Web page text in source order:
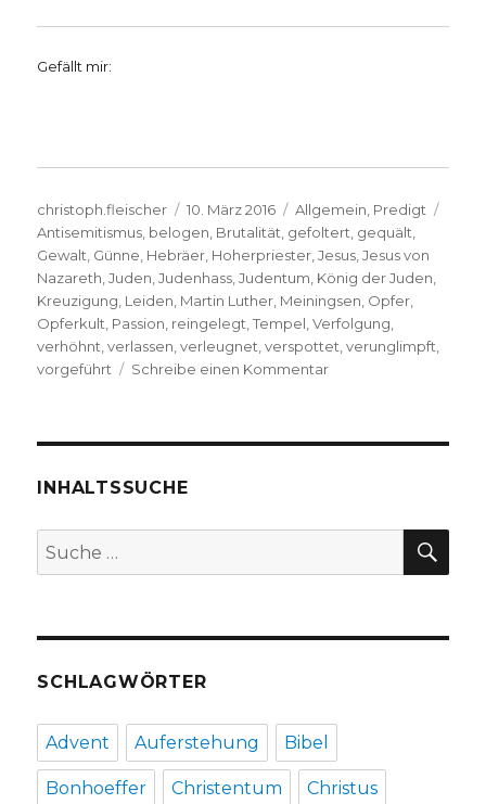
Gefällt mir:
Autor
christoph.fleischer
Veröffentlicht
am
10. März 2016 Kategorien
Allgemein, Predigt
Antisemitismus, belogen, Brutalität, gefoltert, gequält,
Gewalt, Günne, Hebräer, Hoherpriester,Jesus,Jesus von
Nazareth,Juden,Judenhass,Judentum, König der Juden,
Kreuzigung, Leiden, Martin Luther, Meiningsen, Opfer,
Opferkult, Passion, reingelegt,Tempel,Verfolgung,
verhöhnt,verlassen,verleugnet,verspottet,verunglimpft,
vorgeführt
Schreibe einen Kommentarzu
Christoph
Welver
INHALTSSUCHE
Suche
nach:
SCHLAGWÖRTER
Advent Auferstehung Bibel
Bonhoeffer Christentum Christus